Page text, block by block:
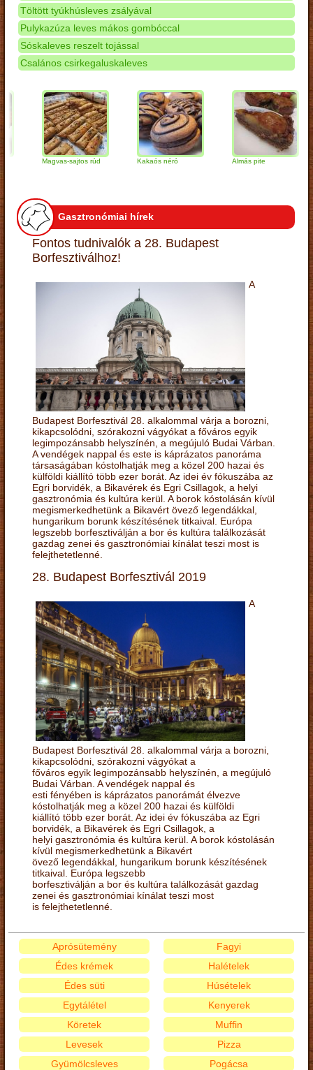
Töltött tyúkhúsleves zsályával
Pulykazúza leves mákos gombóccal
Sóskaleves reszelt tojással
Csalános csirkegaluskaleves
Magvas-sajtos rúd Kakaós néró Almás pite
Gasztronómiai hírek
Fontos tudnivalók a 28. Budapest
Borfesztiválhoz!
A
Budapest Borfesztivál 28. alkalommal várja a borozni,
kikapcsolódni, szórakozni vágyókat a főváros egyik
legimpozánsabb helyszínén, a megújuló Budai Várban.
A vendégek nappal és este is káprázatos panoráma
társaságában kóstolhatják meg a közel 200 hazai és
külföldi kiállító több ezer borát. Az idei év fókuszába az
Egri borvidék, a Bikavérek és Egri Csillagok, a helyi
gasztronómia és kultúra kerül. A borok kóstolásán kívül
megismerkedhetünk a Bikavért övező legendákkal,
hungarikum borunk készítésének titkaival. Európa
legszebb borfesztiválján a bor és kultúra találkozását
gazdag zenei és gasztronómiai kínálat teszi most is
felejthetetlenné.
28. Budapest Borfesztivál 2019
A
Budapest Borfesztivál 28. alkalommal várja a borozni,
kikapcsolódni, szórakozni vágyókat a
főváros egyik legimpozánsabb helyszínén, a megújuló
Budai Várban. A vendégek nappal és
esti fényében is káprázatos panorámát élvezve
kóstolhatják meg a közel 200 hazai és külföldi
kiállító több ezer borát. Az idei év fókuszába az Egri
borvidék, a Bikavérek és Egri Csillagok, a
helyi gasztronómia és kultúra kerül. A borok kóstolásán
kívül megismerkedhetünk a Bikavért
övező legendákkal, hungarikum borunk készítésének
titkaival. Európa legszebb
borfesztiválján a bor és kultúra találkozását gazdag
zenei és gasztronómiai kínálat teszi most
is felejthetetlenné.
Aprósütemény
Édes krémek
Édes süti
Egytálétel
Fagyi
Halételek
Húsételek
Kenyerek
Köretek
Levesek
Gyümölcsleves
Muffin
Pizza
Pogácsa